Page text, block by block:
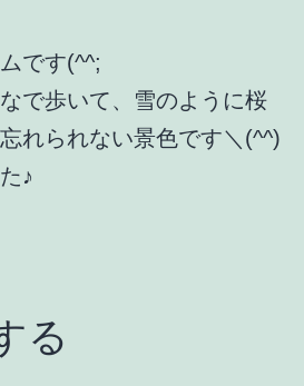
です(^^;
で歩いて、雪のように桜
れられない景色です＼(^^)
♪
る